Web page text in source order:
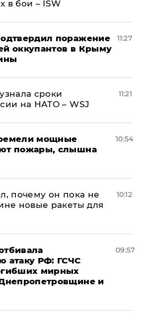
в бои – ISW
поражение
оккупантов в Крыму
11:27
сроки
на НАТО – WSJ
11:21
мощные
пожары, слышна
10:54
почему он пока не
новые ракеты для
10:12
атаку РФ: ГСЧС
мирных
и
09:57